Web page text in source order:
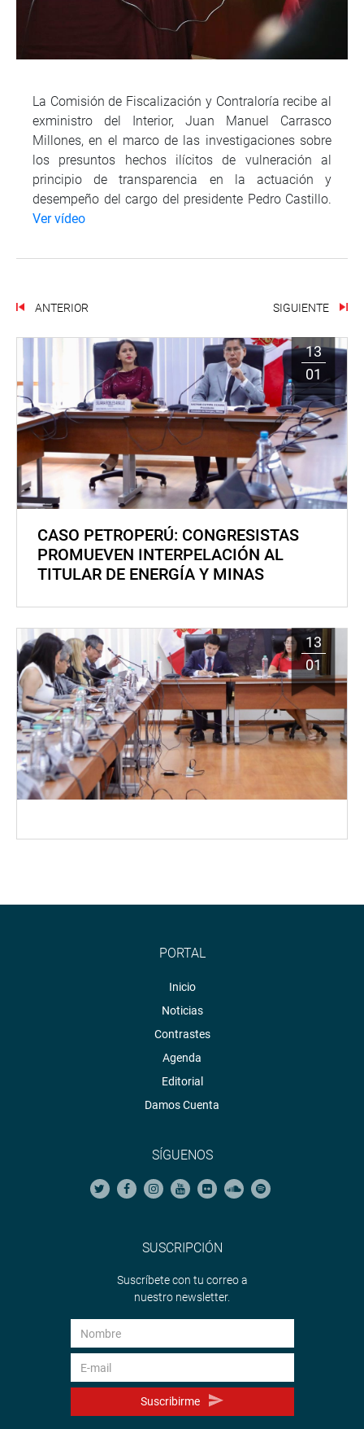
La Comisión de Fiscalización y Contraloría recibe al
exministro del Interior, Juan Manuel Carrasco
Millones, en el marco de las investigaciones sobre
los presuntos hechos ilícitos de vulneración al
principio de transparencia en la actuación y
desempeño del cargo del presidente Pedro Castillo.
Ver vídeo
ANTERIOR SIGUIENTE
13
01
CASO PETROPERÚ: CONGRESISTAS
PROMUEVEN INTERPELACIÓN AL
TITULAR DE ENERGÍA Y MINAS
13
01
PORTAL
Inicio
Noticias
Contrastes
Agenda
Editorial
Damos Cuenta
SÍGUENOS
SUSCRIPCIÓN
Suscríbete con tu correo a
nuestro newsletter.
Suscribirme